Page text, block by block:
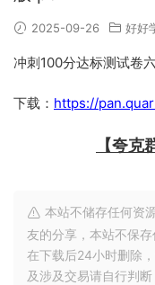
2025-09-26 好好
冲刺100分达标测试卷
下载： https://
【夸
本站不储存任何资
友的分享，本站不保
在下载后24小时删除
及涉及交易请自行判